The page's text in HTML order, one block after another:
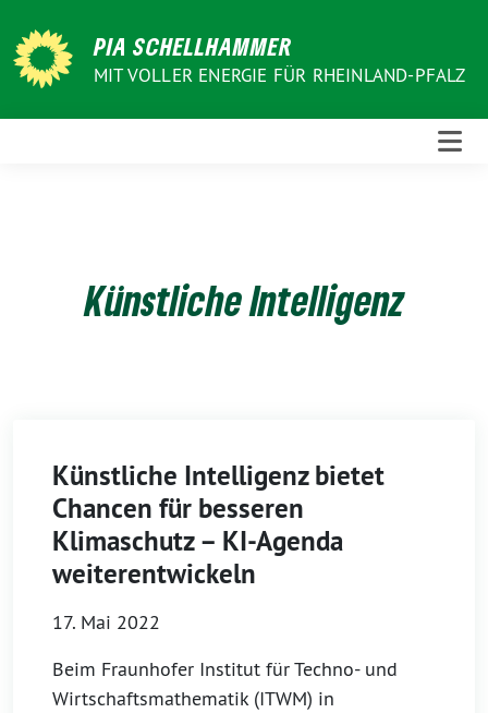
zum
Inhalt
PIA SCHELLHAMMER
MIT VOLLER ENERGIE FÜR RHEINLAND-PFALZ
Künstliche Intelligenz
Künstliche Intelligenz bietet
Chancen für besseren
Klimaschutz – KI-Agenda
weiterentwickeln
17. Mai 2022
Beim Fraunhofer Institut für Techno- und
Wirtschaftsmathematik (ITWM) in